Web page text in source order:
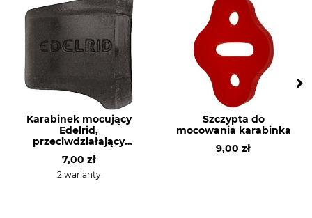
Keylock
Tak
Zamknięcie
Screwgate
Wersja wykonania
Kształt D
Materiał
Aluminium
Tree Runner
Typ produktu
Karabińczyki
Nazwa modelu
Karabinek mocujący
Edelrid,
przeciwdziałający
skręcaniu
7,00 zł
2 warianty
Szczypta do
mocowania karabinka
9,00 zł